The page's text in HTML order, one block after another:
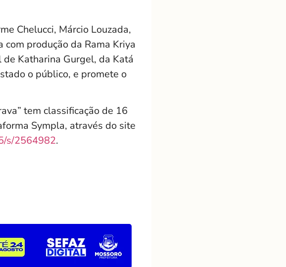
Chelucci, Márcio Louzada,
produção da Rama Kriya
Katharina Gurgel, da Katá
o público, e promete o
tem classificação de 16
Sympla, através do site
s/2564982.